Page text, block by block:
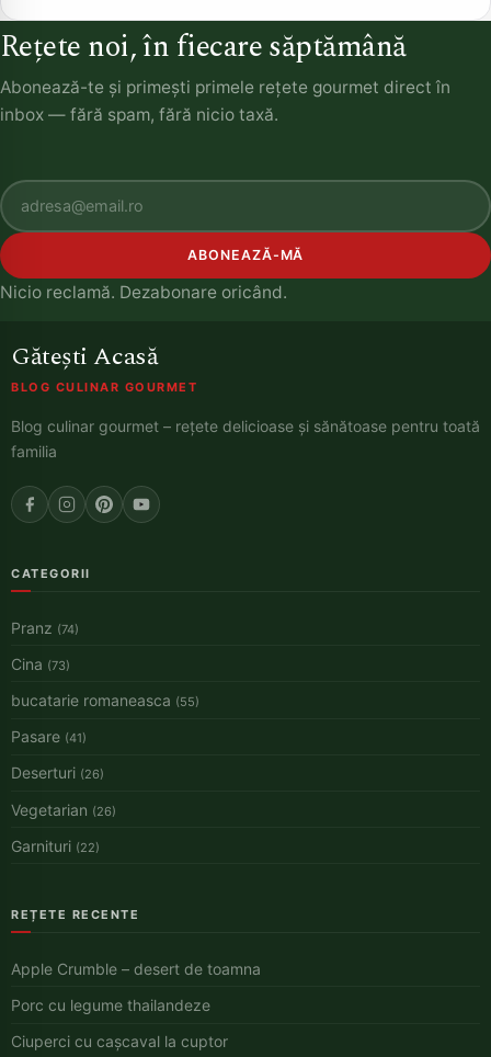
Rețete noi, în fiecare săptămână
Abonează-te și primești primele rețete gourmet direct în
inbox — fără spam, fără nicio taxă.
ABONEAZĂ-MĂ
Nicio reclamă. Dezabonare oricând.
Gătești Acasă
BLOG CULINAR GOURMET
Blog culinar gourmet – rețete delicioase și sănătoase pentru toată
familia
CATEGORII
Pranz (74)
Cina (73)
bucatarie romaneasca (55)
Pasare (41)
Deserturi (26)
Vegetarian (26)
Garnituri (22)
REȚETE RECENTE
Apple Crumble – desert de toamna
Porc cu legume thailandeze
Ciuperci cu cașcaval la cuptor